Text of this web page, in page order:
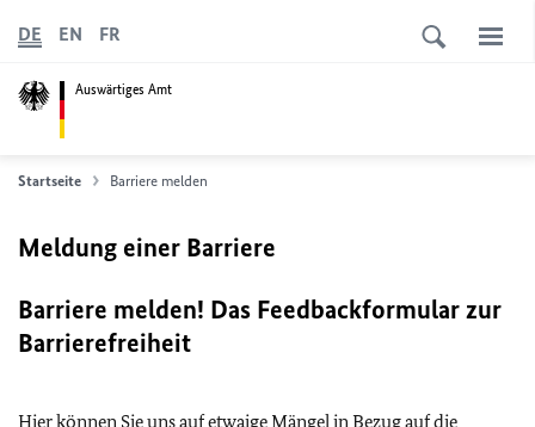
Auswärtiges Amt
DE EN FR
Startseite Barriere melden
Meldung einer Barriere
Barriere melden! Das Feedbackformular zur
Barrierefreiheit
Hier können Sie uns auf etwaige Mängel in Bezug auf die